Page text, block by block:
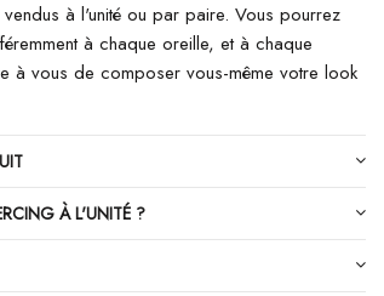
à l'unité ou par paire. Vous pourrez
à chaque oreille, et à chaque
à vous de composer vous-même votre look
À L'UNITÉ ?